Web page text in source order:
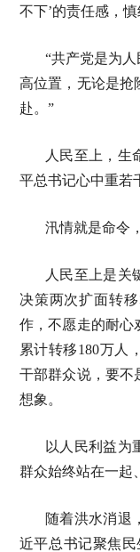
不下’的责任感，
“共产党是为
高位置，无论是抢
赴。”
人民至上，生
平总书记心中重若
汛情就是命令
人民至上是关
决策两次扩面转
作，不愿走的耐心
累计转移180万人
干部群众说，要不
想象。
以人民利益为
群众始终站在一起
随着洪水消退
近平总书记聚焦